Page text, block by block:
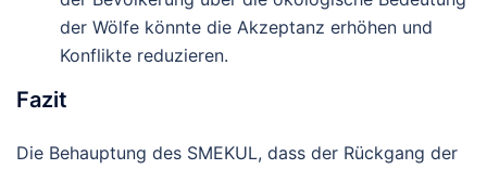
der Wölfe könnte die Akzeptanz erhöhen und
Konflikte reduzieren.
Fazit
Die Behauptung des SMEKUL, dass der Rückgang der